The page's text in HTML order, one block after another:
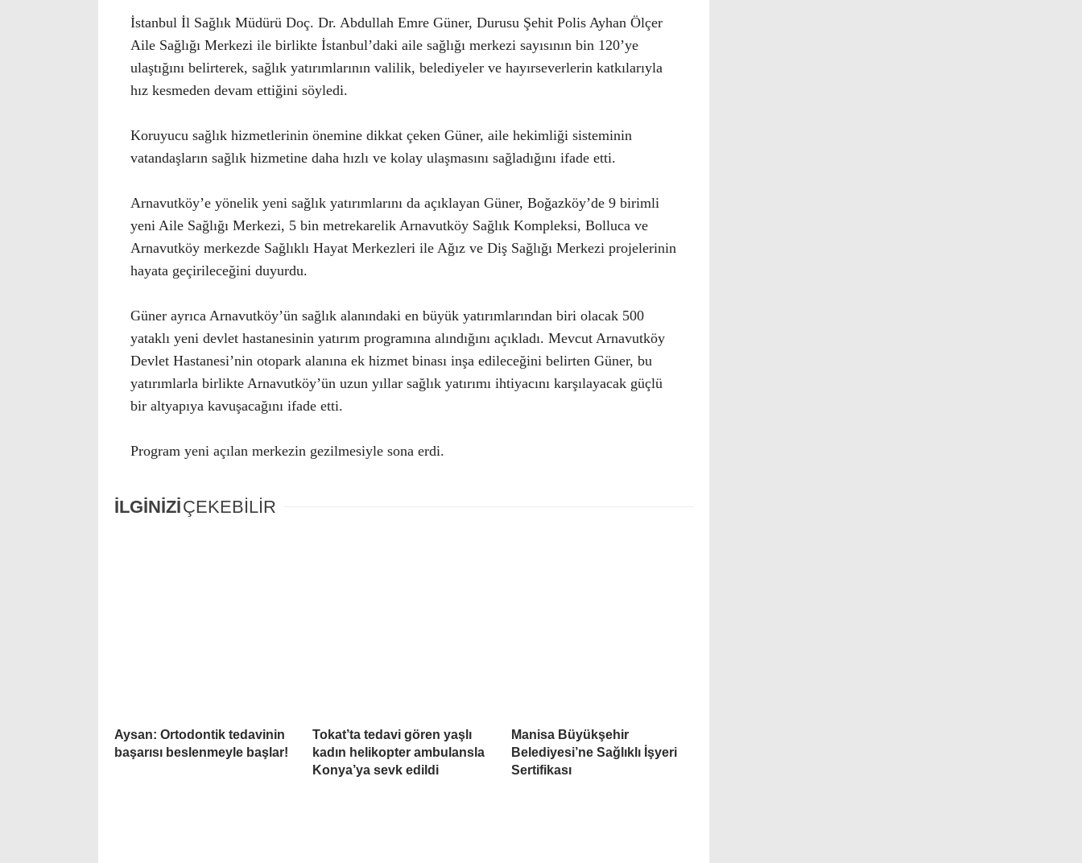
İstanbul İl Sağlık Müdürü Doç. Dr. Abdullah Emre Güner, Durusu Şehit Polis Ayhan Ölçer
Aile Sağlığı Merkezi ile birlikte İstanbul’daki aile sağlığı merkezi sayısının bin 120’ye
ulaştığını belirterek, sağlık yatırımlarının valilik, belediyeler ve hayırseverlerin katkılarıyla
hız kesmeden devam ettiğini söyledi.
Koruyucu sağlık hizmetlerinin önemine dikkat çeken Güner, aile hekimliği sisteminin
vatandaşların sağlık hizmetine daha hızlı ve kolay ulaşmasını sağladığını ifade etti.
Arnavutköy’e yönelik yeni sağlık yatırımlarını da açıklayan Güner, Boğazköy’de 9 birimli
yeni Aile Sağlığı Merkezi, 5 bin metrekarelik Arnavutköy Sağlık Kompleksi, Bolluca ve
Arnavutköy merkezde Sağlıklı Hayat Merkezleri ile Ağız ve Diş Sağlığı Merkezi projelerinin
hayata geçirileceğini duyurdu.
Güner ayrıca Arnavutköy’ün sağlık alanındaki en büyük yatırımlarından biri olacak 500
yataklı yeni devlet hastanesinin yatırım programına alındığını açıkladı. Mevcut Arnavutköy
Devlet Hastanesi’nin otopark alanına ek hizmet binası inşa edileceğini belirten Güner, bu
yatırımlarla birlikte Arnavutköy’ün uzun yıllar sağlık yatırımı ihtiyacını karşılayacak güçlü
bir altyapıya kavuşacağını ifade etti.
Program yeni açılan merkezin gezilmesiyle sona erdi.
İLGİNİZİÇEKEBİLİR
Aysan: Ortodontik tedavinin
başarısı beslenmeyle başlar!
Tokat’ta tedavi gören yaşlı
kadın helikopter ambulansla
Konya’ya sevk edildi
Manisa Büyükşehir
Belediyesi’ne Sağlıklı İşyeri
Sertifikası